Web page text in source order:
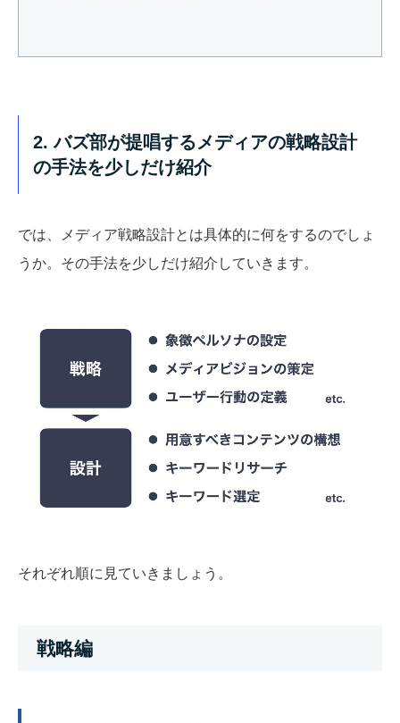
2. バズ部が提唱するメディアの戦略設計
の手法を少しだけ紹介
では、メディア戦略設計とは具体的に何をするのでしょ
うか。その手法を少しだけ紹介していきます。
それぞれ順に見ていきましょう。
戦略編